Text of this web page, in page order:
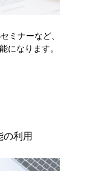
舌
ミナーなど、
になります。
の利用